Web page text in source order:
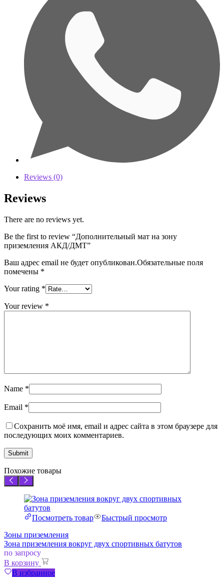
Reviews (0)
Reviews
There are no reviews yet.
Be the first to review “Дополнительный мат на зону
приземления АКД/ДМТ”
Ваш адрес email не будет опубликован.Обязательные поля
помечены *
Your rating *
Your review *
Name *
Email *
Сохранить моё имя, email и адрес сайта в этом браузере для
последующих моих комментариев.
Похожие товары
Посмотреть товар
Быстрый просмотр
Зоны приземления
Зона приземления вокруг двух спортивных батутов
по запросу
В корзину
В избранное